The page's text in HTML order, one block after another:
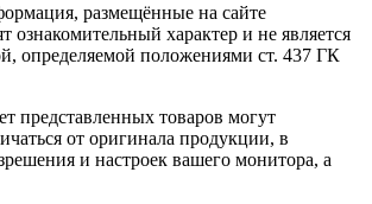
размещённые на сайте
ознакомительный характер и не является
определяемой положениями ст. 437 ГК
представленных товаров могут
от оригинала продукции, в
и настроек вашего монитора, а